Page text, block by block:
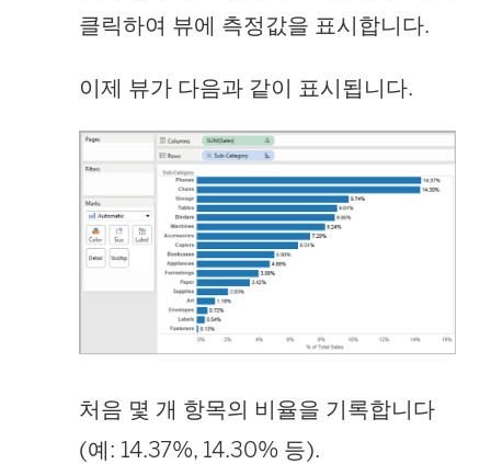
클릭하여 뷰에 측정값을 표시합니다.
이제 뷰가 다음과 같이 표시됩니다.
처음 몇 개 항목의 비율을 기록합니다
(예: 14.37%, 14.30% 등).